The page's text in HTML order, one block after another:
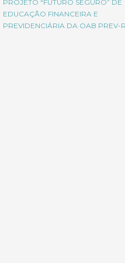
PROJETO “FUTURO SEGURO” DE
EDUCAÇÃO FINANCEIRA E
PREVIDENCIÁRIA DA OAB PREV-